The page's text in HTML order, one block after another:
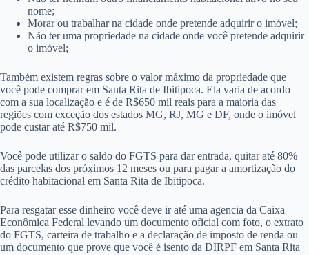
nome;
Morar ou trabalhar na cidade onde pretende adquirir o imóvel;
Não ter uma propriedade na cidade onde você pretende adquirir
o imóvel;
Também existem regras sobre o valor máximo da propriedade que
você pode comprar em Santa Rita de Ibitipoca. Ela varia de acordo
com a sua localização e é de R$650 mil reais para a maioria das
regiões com exceção dos estados MG, RJ, MG e DF, onde o imóvel
pode custar até R$750 mil.
Você pode utilizar o saldo do FGTS para dar entrada, quitar até 80%
das parcelas dos próximos 12 meses ou para pagar a amortização do
crédito habitacional em Santa Rita de Ibitipoca.
Para resgatar esse dinheiro você deve ir até uma agencia da Caixa
Econômica Federal levando um documento oficial com foto, o extrato
do FGTS, carteira de trabalho e a declaração de imposto de renda ou
um documento que prove que você é isento da DIRPF em Santa Rita